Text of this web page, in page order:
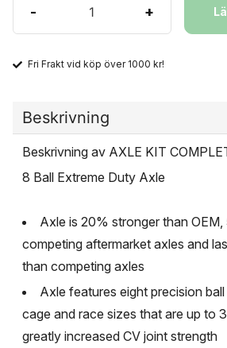
- +
Fri Frakt vid köp över 1000 kr!
Beskrivning
Beskrivning av AXLE KIT
8 Ball Extreme Duty Axle
Axle is 20% stronger than
competing aftermarket axles and
than competing axles
Axle features eight precision
cage and race sizes that are up to
greatly increased CV joint strength